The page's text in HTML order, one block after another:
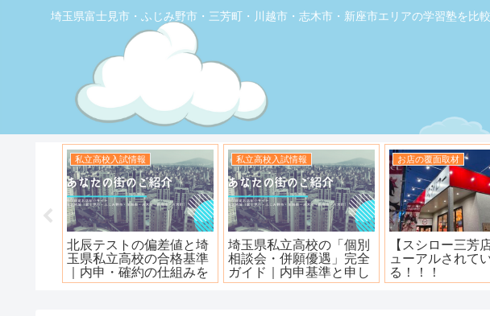
埼玉県富士見市・ふじみ野市・三芳町・川越市・志木市・新座市エリアの学習塾を
お店の覆面取材
【トナリエふじみ野】ワ
ンダーステーキ🥩😋
お店の覆面取材
【新座】日曜ロピア寿司
お店の覆面取材
大衆焼肉ホール
島